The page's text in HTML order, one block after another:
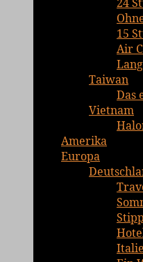
15
Air
Taiwan
Das
Vietnam
Amerika
Europa